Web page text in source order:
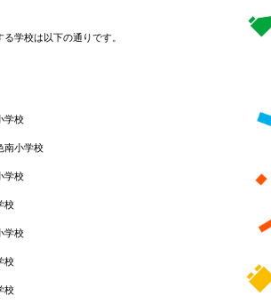
学校は以下の通りです。
学校
南小学校
学校
校
学校
校
校